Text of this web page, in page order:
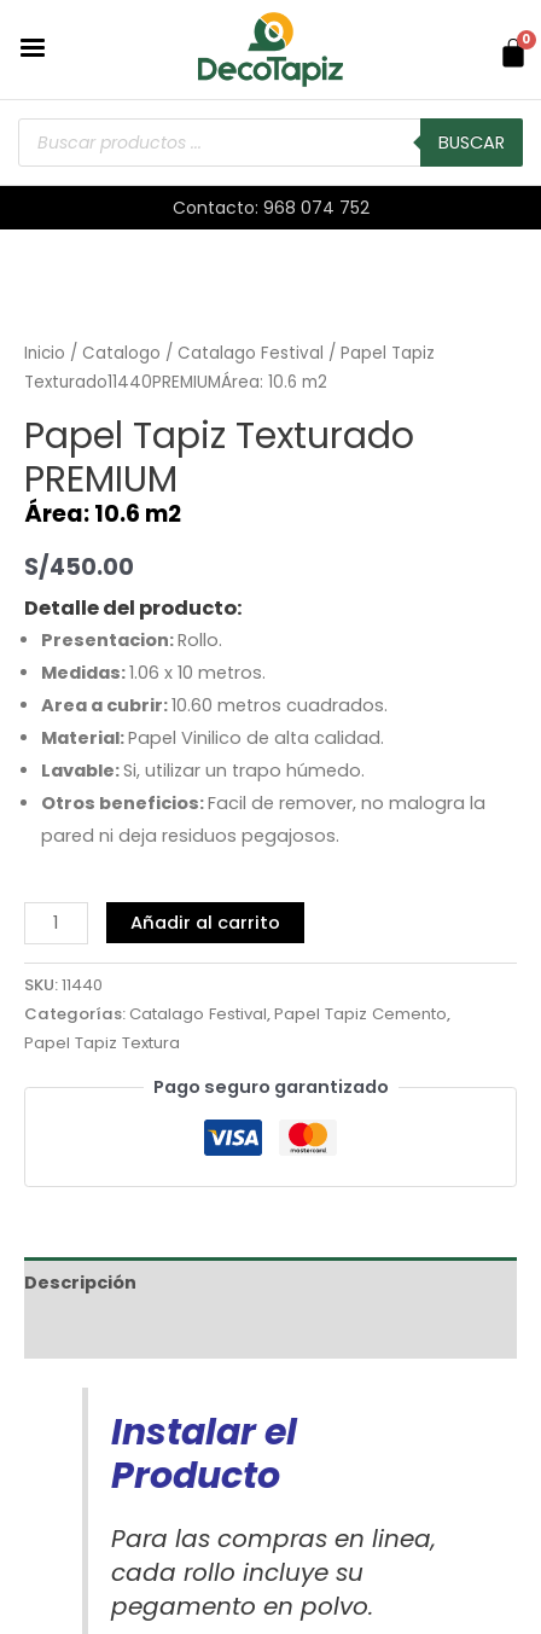
0
BUSCAR
Contacto: 968 074 752
Inicio / Catalogo / Catalago Festival / Papel Tapiz
Texturado11440PREMIUMÁrea: 10.6 m2
Papel Tapiz Texturado
PREMIUM
Área: 10.6 m2
S/450.00
Detalle del producto:
Presentacion:Rollo.
Medidas:1.06 x 10 metros.
Area a cubrir:10.60 metros cuadrados.
Material:Papel Vinilico de alta calidad.
Lavable:Si, utilizar un trapo húmedo.
Otros beneficios:Facil de remover, no malogra la
pared ni deja residuos pegajosos.
Añadir al carrito
SKU:11440
Categorías:Catalago Festival,Papel Tapiz Cemento,
Papel Tapiz Textura
Pago seguro garantizado
Descripción
Instalar el
Producto
Para las compras en linea,
cada rollo incluye su
pegamento en polvo.